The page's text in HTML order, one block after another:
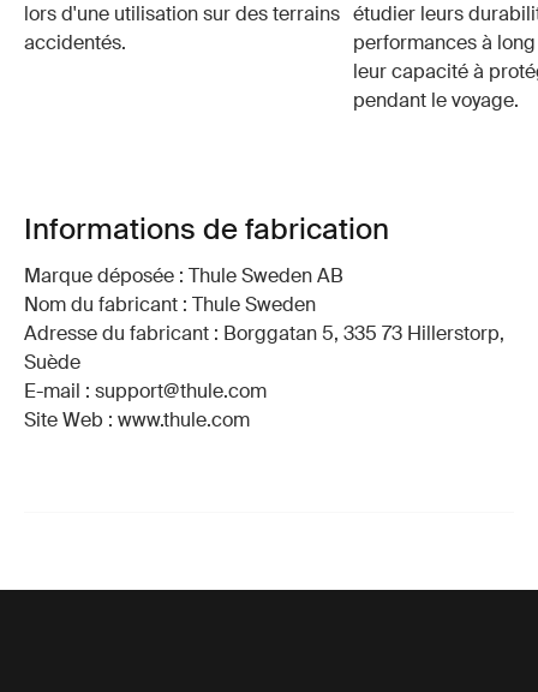
lors d'une utilisation sur des terrains
accidentés.
étudier leurs
performances à
leur capacité à
pendant le voyage.
Informations de fabrication
Marque déposée : Thule Sweden AB
Nom du fabricant : Thule Sweden
Adresse du fabricant : Borggatan 5, 335 73 Hillerstorp,
Suède
E-mail : support@thule.com
Site Web : www.thule.com